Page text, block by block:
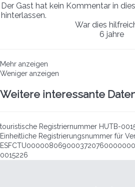
Der Gast hat kein Kommentar in
hinterlassen.
War dies
6 jahre
Mehr anzeigen
Weniger anzeigen
Weitere interessante
touristische Registriernummer HUTB-
Einheitliche Registrierungsnummer für
0015226